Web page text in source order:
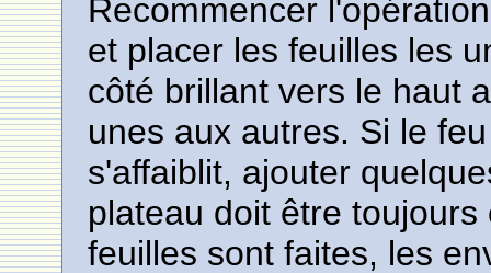
Recommencer
et placer les feuilles les
côté brillant vers le haut
unes aux autres. Si le feu
s'affaiblit, ajouter
plateau doit être
feuilles sont faites, les